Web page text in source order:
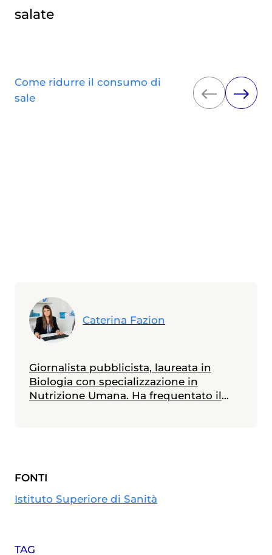
TAG
salate
Come ridurre il consumo di
sale
Caterina Fazion
Giornalista pubblicista, laureata in
Biologia con specializzazione in
Nutrizione Umana. Ha frequentato il
specialmente in ambito materno-
infantile
FONTI
Istituto Superiore di Sanità